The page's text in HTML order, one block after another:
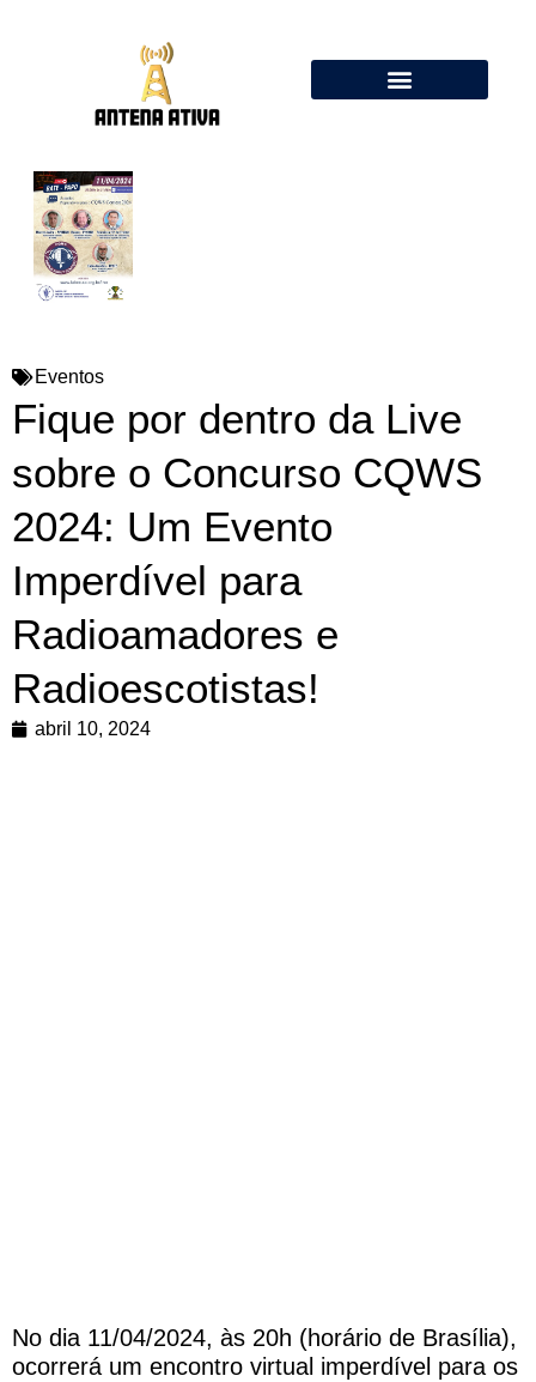
Eventos
Fique por dentro da Live
sobre o Concurso CQWS
2024: Um Evento
Imperdível para
Radioamadores e
Radioescotistas!
abril 10, 2024
No dia 11/04/2024, às 20h (horário de Brasília),
ocorrerá um encontro virtual imperdível para os